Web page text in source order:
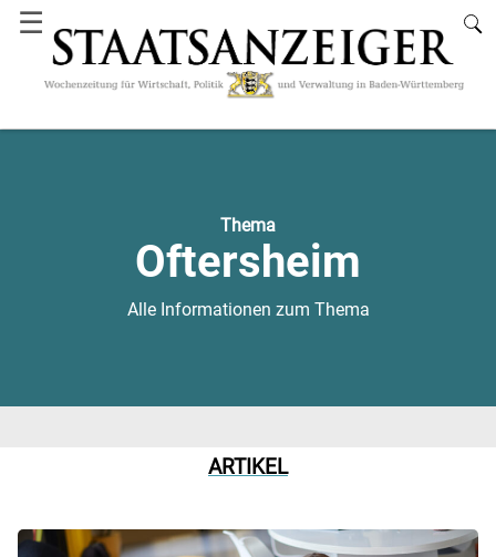
☰
Thema
Oftersheim
Alle Informationen zum Thema
ARTIKEL